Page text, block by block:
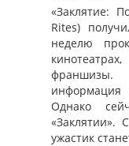
«Заклятие:
Rites)
неделю
франшизы.
информация
Однако
«Заклятии».
ужастик